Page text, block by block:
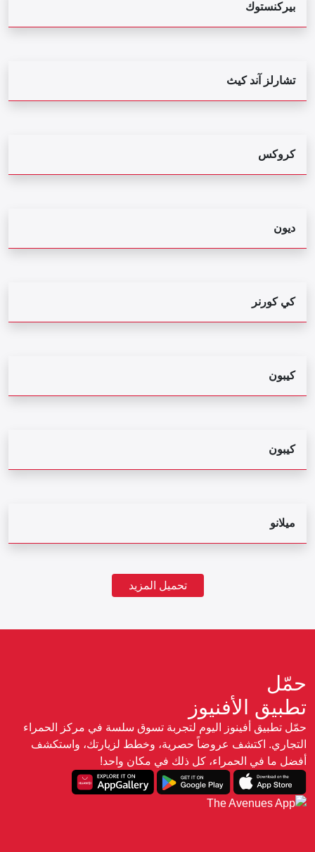
بيركنستوك
تشارلز آند كيث
كروكس
ديون
كي كورنر
كيبون
كيبون
ميلانو
تحميل المزيد
حمّل
تطبيق الأفنيوز
حمّل تطبيق أفينوز اليوم لتجربة تسوق سلسة في مركز الحمراء
التجاري. اكتشف عروضاً حصرية، وخطط لزيارتك، واستكشف
أفضل ما في الحمراء، كل ذلك في مكان واحد!